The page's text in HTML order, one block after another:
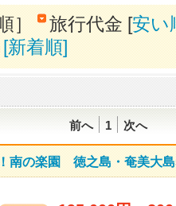
］ 旅行代金 [安い
[新着順]
前へ 1 次へ
南の楽園 徳之島・奄美大